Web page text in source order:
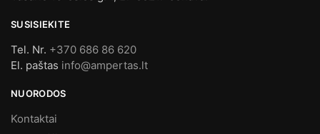
SUSISIEKITE
Tel. Nr. +370 686 86 620
El. paštas info@ampertas.lt
NUORODOS
Kontaktai